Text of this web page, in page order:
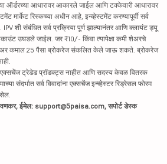
आधारावर आकारले जाईल आणि टक्केवारी आधारावर
मार्केट रिस्कच्या अधीन आहे, इन्व्हेस्टमेंट करण्यापूर्वी सर्व
शी संबंधित सर्व प्रक्रिया पूर्ण झाल्यानंतर आणि क्लायंट ड्यू
उघडले जाईल. जर ₹10/- किंवा त्यापेक्षा कमी शेअरचे
कमाल 25 पैसा ब्रोकरेज संकलित केले जाऊ शकते. ब्रोकरेज
ट्रेडेड प्रॉडक्ट्स नाहीत आणि सदस्य केवळ वितरक
संदर्भात सर्व विवादांना एक्सचेंज इन्व्हेस्टर रिड्रेसल फोरम
ईमेल: support@5paisa.com, सपोर्ट डेस्क